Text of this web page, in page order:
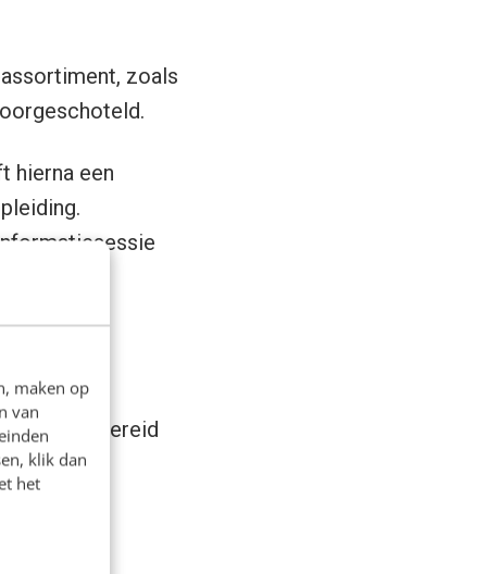
maken op
van
klik dan
het
zoals
hierna een
in.
bereid
deze